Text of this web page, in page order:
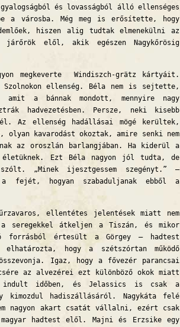
és lovasságból álló ellenséges
a városba. Még meg is erősítette, hogy
hiszen alig tudtak elmenekülni az
járőrök elől, akik egészen Nagykőrösig
megkeverte Windiszch-grätz kártyáit.
Szolnokon ellenség. Béla nem is sejtette,
a bánnak mondott, mennyire nagy
hadvezetésben. Persze, neki kisebb
Az ellenség hadállásai mögé kerültek,
olyan kavarodást okoztak, amire senki nem
az oroszlán barlangjában. Ha kiderül a
életüknek. Ezt Béla nagyon jól tudta, de
„Minek ijesztgessem szegényt.” –
fejét, hogyan szabaduljanak ebből a
ellentétes jelentések miatt nem
a seregekkel átkeljen a Tiszán, és mikor
forrásból értesült a Görgey – hadtest
hogy a szétszórtan működő
Igaz, hogy a fővezér parancsai
az alvezérei ezt különböző okok miatt
időben, és Jelassics is csak a
kimozdul hadiszállásáról. Nagykáta felé
nagyon akart csatát vállalni, ezért csak
hadtest elől. Majni és Erzsike egy